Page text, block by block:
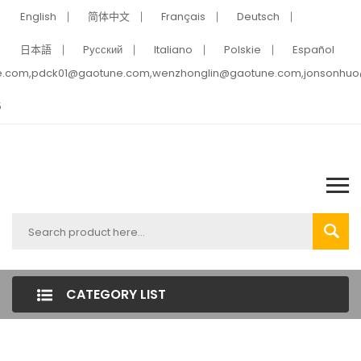
English 简体中文 Français Deutsch
日本語 Pусский Italiano Polskie
Español
CATEGORY LIST